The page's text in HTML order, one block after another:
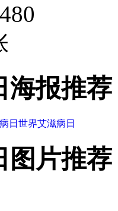
海报推荐
日 世界艾滋病日
图片推荐